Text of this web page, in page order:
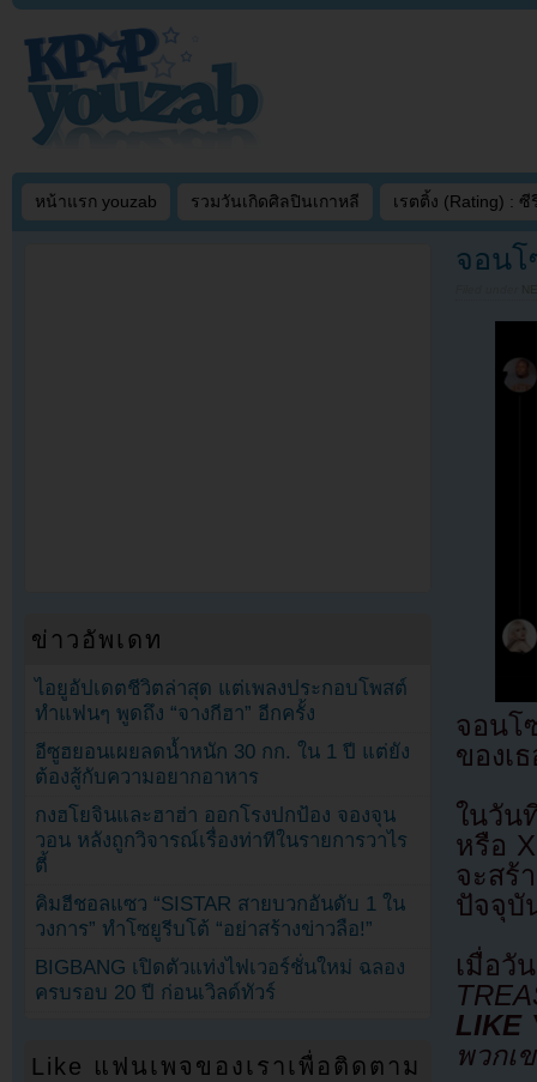
หน้าแรก youzab รวมวันเกิดศิลปินเกาหลี เรตติ้ง (Rating) : ซี
จอน
จอนโ
ของเ
ในวัน
หรือ
จะส
ปัจจุบั
เมื่อวั
LIKE
พวกเ
ข่าวอัพเดท
ไอยูอัปเดตชีวิตล่าสุด แต่เพลงประกอบโพสต์
ทำแฟนๆ พูดถึง “จางกีฮา” อีกครั้ง
อีซูฮยอนเผยลดน้ำหนัก 30 กก. ใน 1 ปี แต่ยัง
ต้องสู้กับความอยากอาหาร
กงฮโยจินและฮาฮ่า ออกโรงปกป้อง จองจุน
วอน หลังถูกวิจารณ์เรื่องท่าทีในรายการวาไร
ตี้
คิมฮีชอลแซว “SISTAR สายบวกอันดับ 1 ใน
วงการ” ทำโซยูรีบโต้ “อย่าสร้างข่าวลือ!”
BIGBANG เปิดตัวแท่งไฟเวอร์ชั่นใหม่ ฉลอง
ครบรอบ 20 ปี ก่อนเวิลด์ทัวร์
Like แฟนเพจของเราเพื่อติดตาม